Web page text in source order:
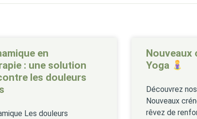
en
: une solution
les douleurs
Les douleurs
Nouveaux
Yoga
Découvrez
Nouveaux
rêvez de